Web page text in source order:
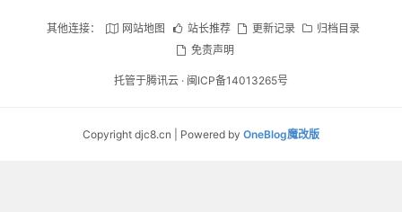
其他连接： 网站地图 站长推荐 更新记录
归档目录
免责声明
托管于腾讯云 · 闽ICP备14013265号
Copyright djc8.cn | Powered by OneBlog魔改版